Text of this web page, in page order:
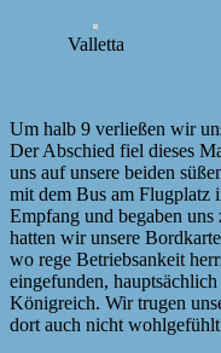
Valletta
Um halb 9 verließen wir
Der Abschied fiel dieses
uns auf unsere beiden
mit dem Bus am Flugplatz
Empfang und begaben
hatten wir unsere
wo rege Betriebsankeit
eingefunden,
Königreich. Wir trugen
dort auch nicht